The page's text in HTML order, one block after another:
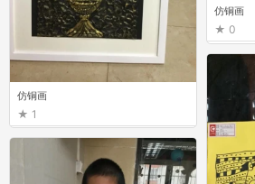
仿铜画
0
仿铜画
1